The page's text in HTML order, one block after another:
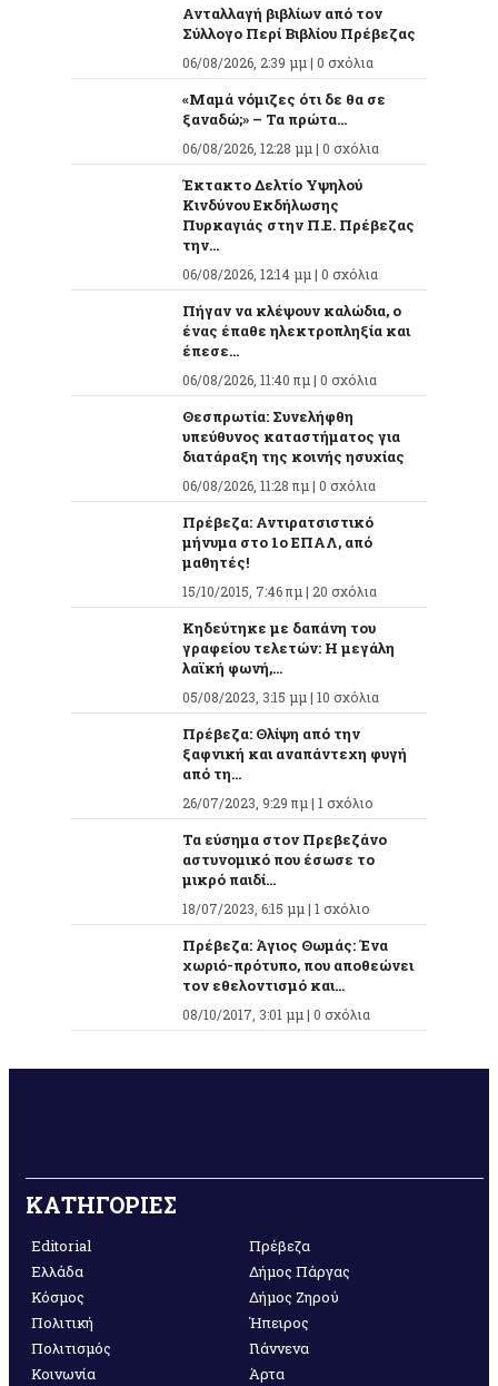
Ανταλλαγή βιβλίων από τον
Σύλλογο Περί Βιβλίου Πρέβεζας
06/08/2026, 2:39 μμ | 0 σχόλια
«Μαμά νόμιζες ότι δε θα σε
ξαναδώ;» – Τα πρώτα...
06/08/2026, 12:28 μμ | 0 σχόλια
Έκτακτο Δελτίο Υψηλού
Κινδύνου Εκδήλωσης
Πυρκαγιάς στην Π.Ε. Πρέβεζας
την...
06/08/2026, 12:14 μμ | 0 σχόλια
Πήγαν να κλέψουν καλώδια, ο
ένας έπαθε ηλεκτροπληξία και
έπεσε...
06/08/2026, 11:40 πμ | 0 σχόλια
Θεσπρωτία: Συνελήφθη
υπεύθυνος καταστήματος για
διατάραξη της κοινής ησυχίας
06/08/2026, 11:28 πμ | 0 σχόλια
Πρέβεζα: Αντιρατσιστικό
μήνυμα στο 1ο ΕΠΑΛ, από
μαθητές!
15/10/2015, 7:46 πμ | 20 σχόλια
Κηδεύτηκε με δαπάνη του
γραφείου τελετών: Η μεγάλη
λαϊκή φωνή,...
05/08/2023, 3:15 μμ | 10 σχόλια
Πρέβεζα: Θλίψη από την
ξαφνική και αναπάντεχη φυγή
από τη...
26/07/2023, 9:29 πμ | 1 σχόλιο
Τα εύσημα στον Πρεβεζάνο
αστυνομικό που έσωσε το
μικρό παιδί...
18/07/2023, 6:15 μμ | 1 σχόλιο
Πρέβεζα: Άγιος Θωμάς: Ένα
χωριό-πρότυπο, που αποθεώνει
τον εθελοντισμό και...
08/10/2017, 3:01 μμ | 0 σχόλια
ΚΑΤΗΓΟΡΙΕΣ
Editorial
Ελλάδα
Κόσμος
Πολιτική
Πολιτισμός
Κοινωνία
Πρέβεζα
Δήμος Πάργας
Δήμος Ζηρού
Ήπειρος
Γιάννενα
Άρτα